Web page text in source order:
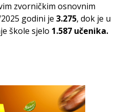
zvorničkim osnovnim
godini je 3.275, dok je u
škole sjelo 1.587 učenika.